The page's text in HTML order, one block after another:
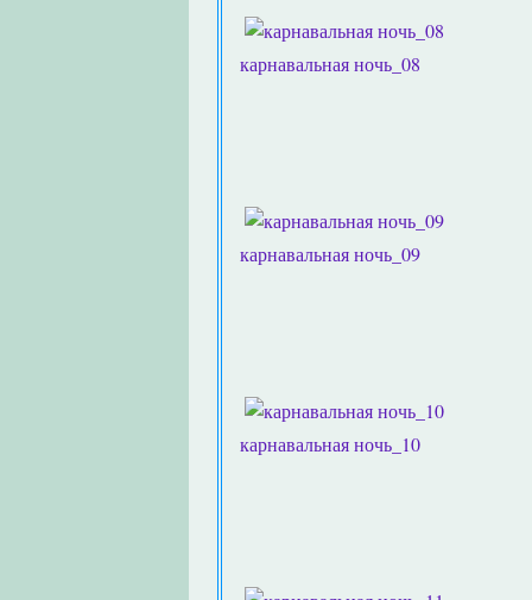
карнавальная ночь_08
карнавальная ночь_09
карнавальная ночь_10